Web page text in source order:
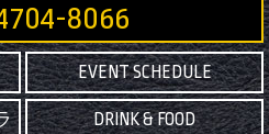
8066
EVENT SCHEDULE
DRINK & FOOD